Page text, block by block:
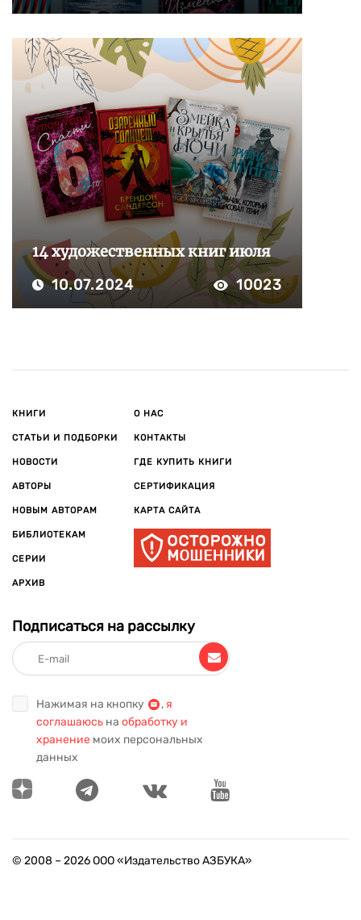
14 художественных книг июля
10.07.2024 10023
КНИГИ
СТАТЬИ И ПОДБОРКИ
НОВОСТИ
АВТОРЫ
НОВЫМ АВТОРАМ
БИБЛИОТЕКАМ
СЕРИИ
АРХИВ
О НАС
КОНТАКТЫ
ГДЕ КУПИТЬ КНИГИ
СЕРТИФИКАЦИЯ
КАРТА САЙТА
Подписаться на рассылку
Нажимая на кнопку , я
соглашаюсь на обработку и
хранение моих персональных
данных
© 2008 – 2026ООО «Издательство АЗБУКА»